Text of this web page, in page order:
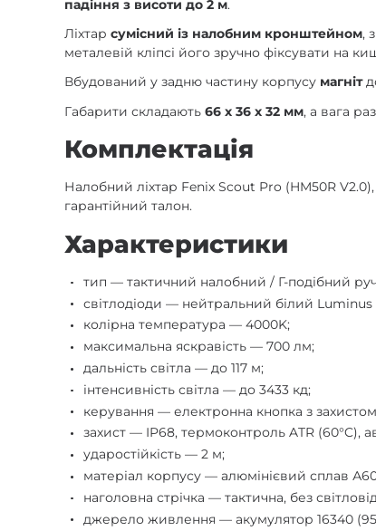
падіння з висоти до 2 м.
Ліхтарсумісний із налобним кронштейном,
металевій кліпсі його зручно фіксувати на
Вбудований у задню частину корпусу магніт
Габарити складають 66 х 36 х 32 мм, а вага
Комплектація
Налобний ліхтар Fenix Scout Pro (HM50R
гарантійний талон.
Характеристики
тип — тактичний налобний / Г-подібний
світлодіоди — нейтральний білий
колірна температура — 4000K;
максимальна яскравість — 700 лм;
дальність світла — до 117 м;
інтенсивність світла — до 3433 кд;
керування — електронна кнопка з
захист — IP68, термоконтроль ATR (60°C),
ударостійкість — 2 м;
матеріал корпусу — алюмінієвий сплав
наголовна стрічка — тактична, без
джерело живлення — акумулятор 16340